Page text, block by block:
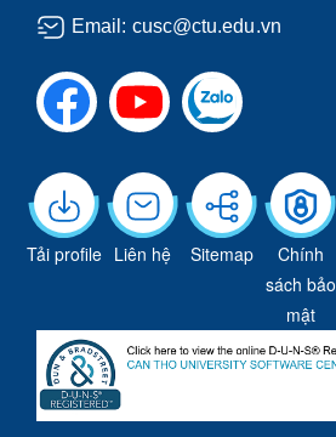
Email: cusc@ctu.edu.vn
Tải profile Liên hệ Sitemap
Chính
sách bảo
mật